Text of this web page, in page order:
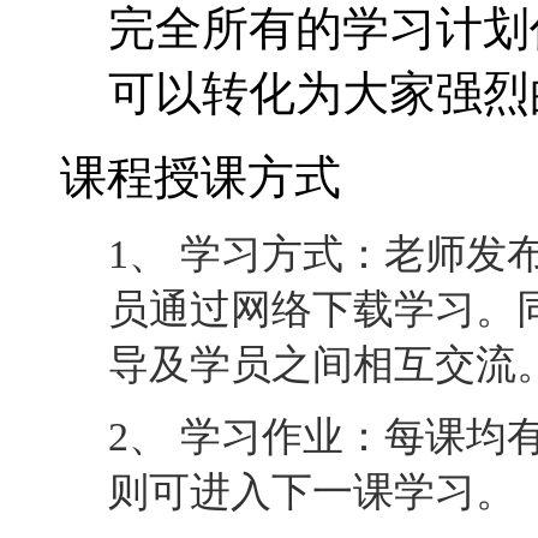
完全所有的学习计
可以转化为大家强
课程授课方式
1、 学习方式：老师发
员通过网络下载学习
导及学员之间相互交流
2、 学习作业：每课均
则可进入下一课学习。